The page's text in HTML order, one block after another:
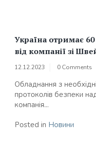
Україна отримає
від компанії зі
12.12.2023 0 Comments
Обладнання з
протоколів безпеки
компанія...
Posted in Новини